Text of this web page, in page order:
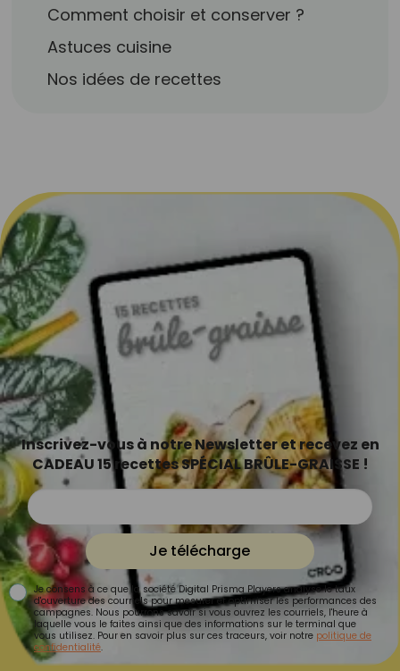
Comment choisir et conserver ?
Astuces cuisine
Nos idées de recettes
Inscrivez-vous à notre Newsletter et recevez en
CADEAU 15 recettes SPÉCIAL BRÛLE-GRAISSE !
Je télécharge
Je consens à ce que la société Digital Prisma Players analyse le taux
d'ouverture des courriels pour mesurer et optimiser les performances des
campagnes. Nous pourrons savoir si vous ouvrez les courriels, l'heure à
laquelle vous le faites ainsi que des informations sur le terminal que
vous utilisez. Pour en savoir plus sur ces traceurs, voir notre politique de
confidentialité.